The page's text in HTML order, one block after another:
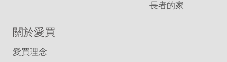
長者的家
關於愛買
愛買理念